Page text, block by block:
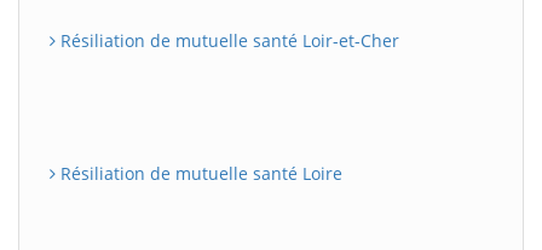
Résiliation de mutuelle santé Loir-et-Cher
Résiliation de mutuelle santé Loire